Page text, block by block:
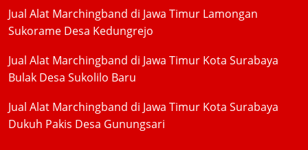
Jual Alat Marchingband di Jawa Timur Lamongan
Sukorame Desa Kedungrejo
Jual Alat Marchingband di Jawa Timur Kota Surabaya
Bulak Desa Sukolilo Baru
Jual Alat Marchingband di Jawa Timur Kota Surabaya
Dukuh Pakis Desa Gunungsari